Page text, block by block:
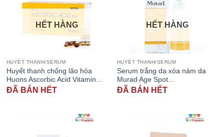
HẾT HÀNG
HUYẾT THANH/SERUM
Huyết thanh chống lão hóa
Huons Ascorbic Acid Vitamin...
ĐÃ BÁN HẾT
HẾT HÀNG
HUYẾT THANH/SERUM
Serum trắng da xóa nám da
Murad Age Spot...
ĐÃ BÁN HẾT